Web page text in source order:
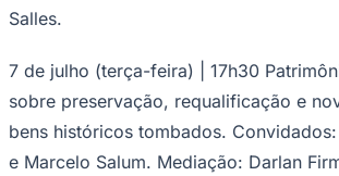
Salles.
7 de julho (terça-feira) | 17h30
sobre preservação, requalificação e
bens históricos tombados.
e Marcelo Salum. Mediação: Darlan